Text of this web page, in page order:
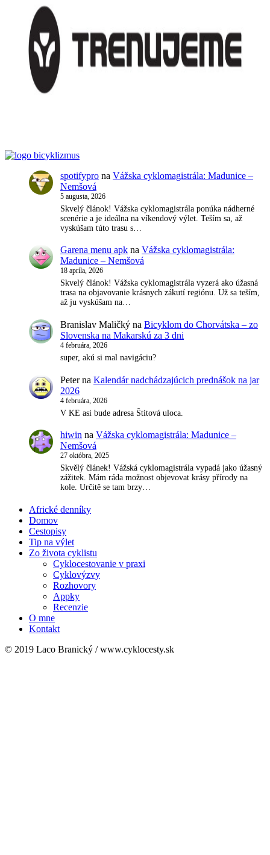
spotifypro na Vážska cyklomagistrála: Madunice –
Nemšová
5 augusta, 2026
Skvelý článok! Vážska cyklomagistrála ponúka nádherné
scenérie a je ideálna na víkendový výlet. Teším sa, až
vyskúšam túto trasu s…
Garena menu apk na Vážska cyklomagistrála:
Madunice – Nemšová
18 apríla, 2026
Skvelý článok! Vážska cyklomagistrála vyzerá ako úžasná
trasa na objavovanie krásnych zákutí regiónu. Už sa teším,
až ju vyskúšam na…
Branislav Maličký na Bicyklom do Chorvátska – zo
Slovenska na Makarskú za 3 dni
4 februára, 2026
super, akú si mal navigáciu?
Peterna Kalendár nadchádzajúcich prednášok na jar
2026
4 februára, 2026
V KE asi bude adresa Štitová uloca.
hiwin na Vážska cyklomagistrála: Madunice –
Nemšová
27 októbra, 2025
Skvělý článek! Vážská cyklomagistrála vypadá jako úžasný
zážitek. Mám ráda možnost objevovat krásy přírody na
kole. Určitě se tam brzy…
Africké denníky
Domov
Cestopisy
Tip na výlet
Zo života cyklistu
Cyklocestovanie v praxi
Cyklovýzvy
Rozhovory
Appky
Recenzie
O mne
Kontakt
© 2019 Laco Branický / www.cyklocesty.sk